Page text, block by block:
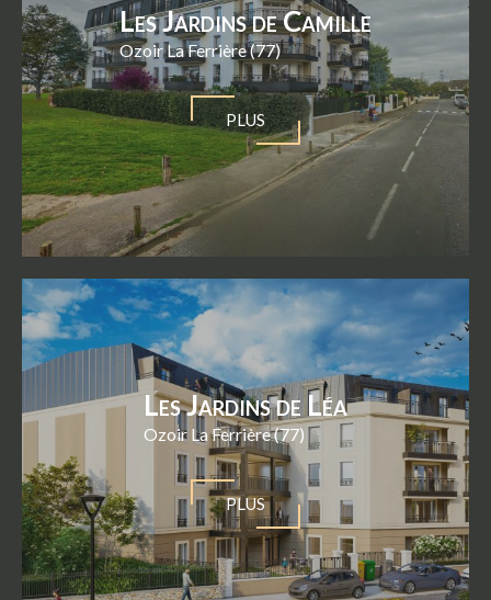
Les Jardins de Camille
Ozoir La Ferrière (77)
PLUS
Les Jardins de Léa
Ozoir La Ferrière (77)
PLUS